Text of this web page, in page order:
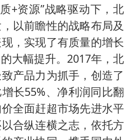
+资源”战略驱动下，北
以前瞻性的战略布局及
，实现了有质量的增长
大幅提升。2017年，北
产品力为抓手，创造了
长55%、净利润同比翻
全面赶超市场先进水平
合纵连横之志，依托方